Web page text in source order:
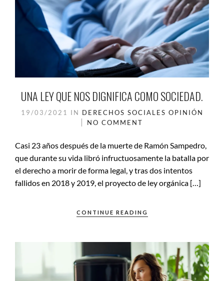
UNA LEY QUE NOS DIGNIFICA COMO SOCIEDAD.
19/03/2021 IN DERECHOS SOCIALES OPINIÓN
NO COMMENT
Casi 23 años después de la muerte de Ramón Sampedro,
que durante su vida libró infructuosamente la batalla por
el derecho a morir de forma legal, y tras dos intentos
fallidos en 2018 y 2019, el proyecto de ley orgánica […]
CONTINUE READING